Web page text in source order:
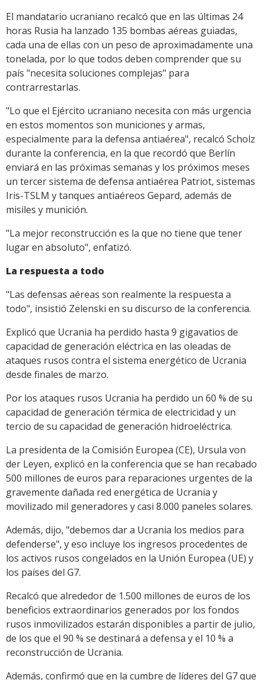
El mandatario ucraniano recalcó que en las últimas 24
horas Rusia ha lanzado 135 bombas aéreas guiadas,
cada una de ellas con un peso de aproximadamente una
tonelada, por lo que todos deben comprender que su
país "necesita soluciones complejas" para
contrarrestarlas.
"Lo que el Ejército ucraniano necesita con más urgencia
en estos momentos son municiones y armas,
especialmente para la defensa antiaérea", recalcó Scholz
durante la conferencia, en la que recordó que Berlín
enviará en las próximas semanas y los próximos meses
un tercer sistema de defensa antiaérea Patriot, sistemas
Iris-TSLM y tanques antiaéreos Gepard, además de
misiles y munición.
"La mejor reconstrucción es la que no tiene que tener
lugar en absoluto", enfatizó.
La respuesta a todo
"Las defensas aéreas son realmente la respuesta a
todo", insistió Zelenski en su discurso de la conferencia.
Explicó que Ucrania ha perdido hasta 9 gigavatios de
capacidad de generación eléctrica en las oleadas de
ataques rusos contra el sistema energético de Ucrania
desde finales de marzo.
Por los ataques rusos Ucrania ha perdido un 60 % de su
capacidad de generación térmica de electricidad y un
tercio de su capacidad de generación hidroeléctrica.
La presidenta de la Comisión Europea (CE), Ursula von
der Leyen, explicó en la conferencia que se han recabado
500 millones de euros para reparaciones urgentes de la
gravemente dañada red energética de Ucrania y
movilizado mil generadores y casi 8.000 paneles solares.
Además, dijo, "debemos dar a Ucrania los medios para
defenderse", y eso incluye los ingresos procedentes de
los activos rusos congelados en la Unión Europea (UE) y
los países del G7.
Recalcó que alrededor de 1.500 millones de euros de los
beneficios extraordinarios generados por los fondos
rusos inmovilizados estarán disponibles a partir de julio,
de los que el 90 % se destinará a defensa y el 10 % a
reconstrucción de Ucrania.
Además, confirmó que en la cumbre de líderes del G7 que